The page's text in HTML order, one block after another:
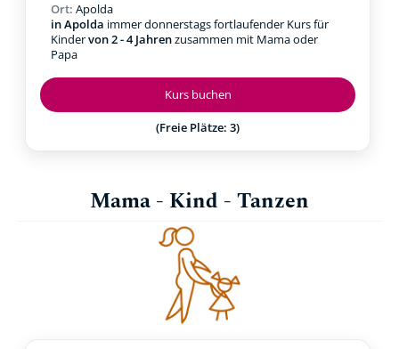
Kurs buchen
(Freie Plätze: 3)
Ort: Apolda
in Apolda immer donnerstags fortlaufender Kurs für
Kindervon 2 - 4 Jahrenzusammen mit Mama oder
Papa
Mama - Kind - Tanzen